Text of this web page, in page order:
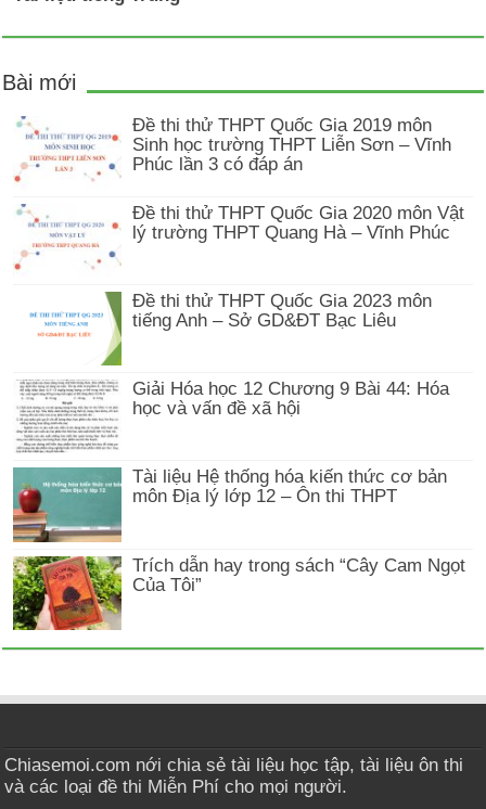
Bài mới
Đề thi thử THPT Quốc Gia 2019 môn
Sinh học trường THPT Liễn Sơn – Vĩnh
Phúc lần 3 có đáp án
Đề thi thử THPT Quốc Gia 2020 môn Vật
lý trường THPT Quang Hà – Vĩnh Phúc
Đề thi thử THPT Quốc Gia 2023 môn
tiếng Anh – Sở GD&ĐT Bạc Liêu
Giải Hóa học 12 Chương 9 Bài 44: Hóa
học và vấn đề xã hội
Tài liệu Hệ thống hóa kiến thức cơ bản
môn Địa lý lớp 12 – Ôn thi THPT
Trích dẫn hay trong sách “Cây Cam Ngọt
Của Tôi”
Chiasemoi.com nới chia sẻ tài liệu học tập, tài liệu ôn thi
và các loại đề thi Miễn Phí cho mọi người.